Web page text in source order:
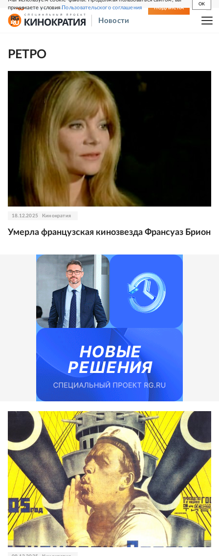
принимаете условияПользовательского соглашения
OK
СВЕЖИЙ НОМЕР ПОДПИСКА
Новости
РЕТРО
18.12.2025 Кинократия
Умерла французская кинозвезда Франсуаз Брион